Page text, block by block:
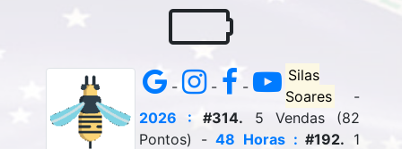
- - -
Silas
Soares
-
2026 : #314. 5 Vendas (82
Pontos) -48 Horas : #192. 1